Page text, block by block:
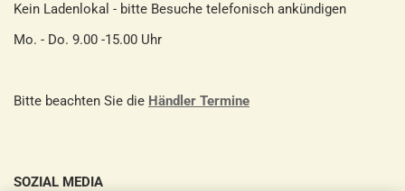
Kein Ladenlokal - bitte Besuche telefonisch ankündigen
Mo. - Do. 9.00 -15.00 Uhr
Bitte beachten Sie die Händler Termine
SOZIAL MEDIA